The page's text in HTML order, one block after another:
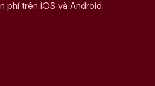
phí trên iOS và Android.